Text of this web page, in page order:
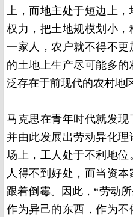
上，而地主处于短边上
权力，把土地规模划小
一家人，农户就不得不
的土地上生产尽可能多
泛存在于前现代的农村地
马克思在青年时代就发现
并由此发展出劳动异化
场上，工人处于不利地
人得不到好处，而当资
跟着倒霉。因此，“劳动
作为异己的东西，作为不